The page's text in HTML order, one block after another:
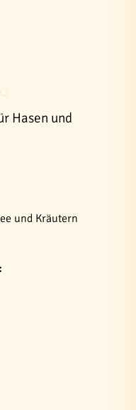
Hasen und
und Kräutern